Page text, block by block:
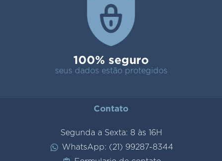
100% seguro
seus dados estão protegidos
Contato
Segunda a Sexta: 8 às 16H
WhatsApp: (21) 99287-8344